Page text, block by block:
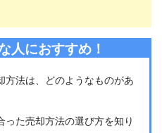
人におすすめ！
方法は、どのようなものがあ
った売却方法の選び方を知り